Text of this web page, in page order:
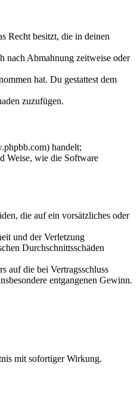
Recht besitzt, die in deinen
nach Abmahnung zeitweise oder
hat. Du gestattest dem
zuzufügen.
handelt;
Weise, wie die Software
die auf ein vorsätzliches oder
und der Verletzung
Durchschnittsschäden
auf die bei Vertragsschluss
entgangenen Gewinn.
mit sofortiger Wirkung.